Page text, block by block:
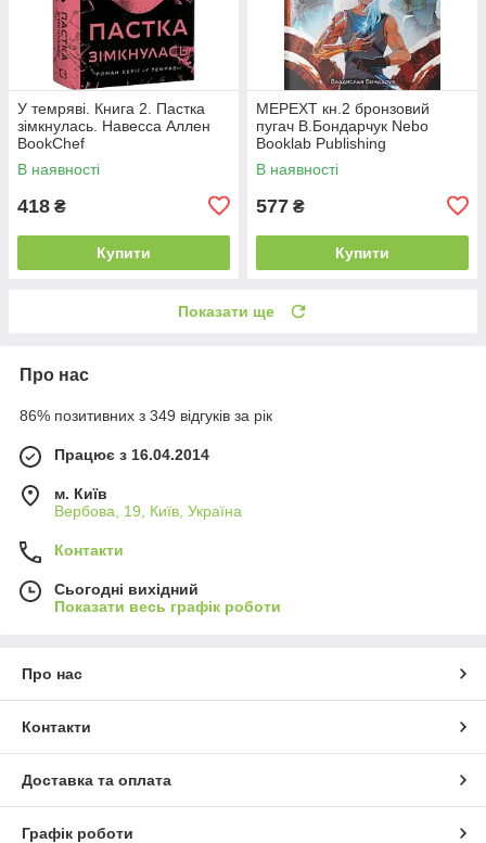
У темряві. Книга 2. Пастка
зімкнулась. Навесса Аллен
BookChef
В наявності
418 ₴
Купити
МЕРЕХТ кн.2 бронзовий
пугач В.Бондарчук Nebo
Booklab Publishing
В наявності
577 ₴
Купити
Показати ще
Про нас
86% позитивних з 349 відгуків за рік
Працює з 16.04.2014
м. Київ
Вербова, 19, Київ, Україна
Контакти
Сьогодні вихідний
Показати весь графік роботи
Про нас
Контакти
Доставка та оплата
Графік роботи